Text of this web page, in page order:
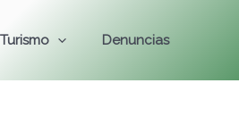
Turismo Denuncias